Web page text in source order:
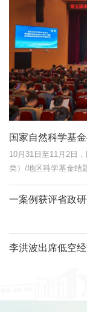
国家自然科学基
10月31日至11月2日
类）/地区科学基金结
学科基础研究发展，
农业大学、华南理工
科学基金委水利学科
一案例获评省政
李洪波出席低空